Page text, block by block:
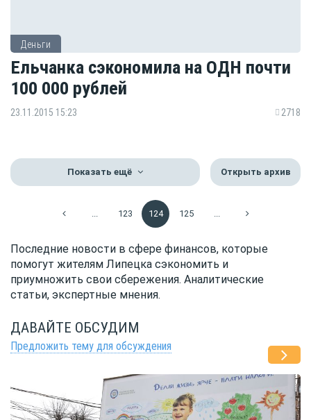
Деньги
Ельчанка сэкономила на ОДН почти
100 000 рублей
23.11.2015 15:23 2718
Показать ещё Открыть архив
123 124 125
Последние новости в сфере финансов, которые
помогут жителям Липецка сэкономить и
приумножить свои сбережения. Аналитические
статьи, экспертные мнения.
ДАВАЙТЕ ОБСУДИМ
Предложить тему для обсуждения